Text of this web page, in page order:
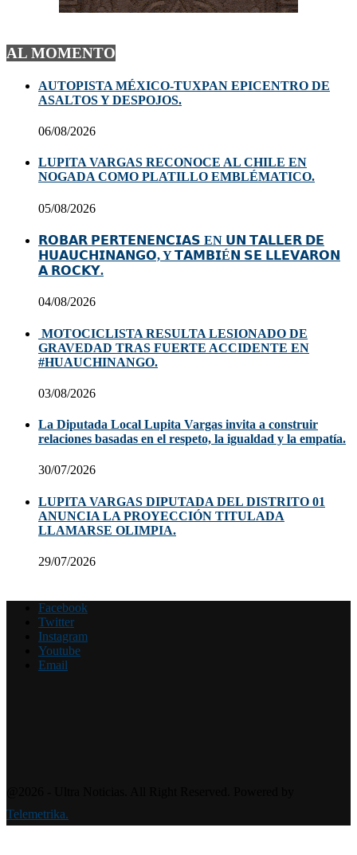
AL MOMENTO
AUTOPISTA MÉXICO-TUXPAN EPICENTRO DE
ASALTOS Y DESPOJOS.
06/08/2026
LUPITA VARGAS RECONOCE AL CHILE EN
NOGADA COMO PLATILLO EMBLÉMATICO.
05/08/2026
𝗥𝗢𝗕𝗔𝗥 𝗣𝗘𝗥𝗧𝗘𝗡𝗘𝗡𝗖𝗜𝗔𝗦 EN 𝗨𝗡 𝗧𝗔𝗟𝗟𝗘𝗥 𝗗𝗘
𝗛𝗨𝗔𝗨𝗖𝗛𝗜𝗡𝗔𝗡𝗚𝗢, Y 𝗧𝗔𝗠𝗕𝗜É𝗡 𝗦𝗘 𝗟𝗟𝗘𝗩𝗔𝗥𝗢𝗡
𝗔 𝗥𝗢𝗖𝗞𝗬.
04/08/2026
MOTOCICLISTA RESULTA LESIONADO DE
GRAVEDAD TRAS FUERTE ACCIDENTE EN
#HUAUCHINANGO.
03/08/2026
La Diputada Local Lupita Vargas invita a construir
relaciones basadas en el respeto, la igualdad y la empatía.
30/07/2026
LUPITA VARGAS DIPUTADA DEL DISTRITO 01
ANUNCIA LA PROYECCIÓN TITULADA
LLAMARSE OLIMPIA.
29/07/2026
Facebook
Twitter
Instagram
Youtube
Email
Telemetrika.